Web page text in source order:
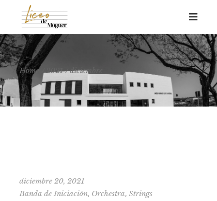
Home 2021 diciembre
diciembre 20, 2021
Banda de Iniciación, Orchestra,Strings